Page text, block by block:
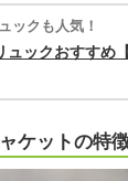
ックも人気！
ュックおすすめ
ケットの特